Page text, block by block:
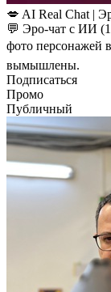
💋 AI Real Chat |
💬 Эро-чат с ИИ
фото персонажей
вымышлены.
Подписаться
Промо
Публичный